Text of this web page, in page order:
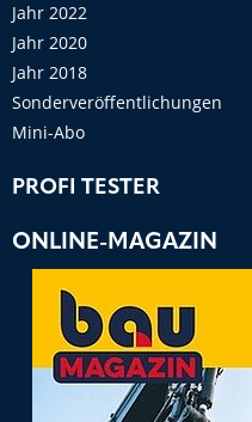
Jahr 2022
Jahr 2020
Jahr 2018
Sonderveröffentlichungen
Mini-Abo
PROFI TESTER
ONLINE-MAGAZIN